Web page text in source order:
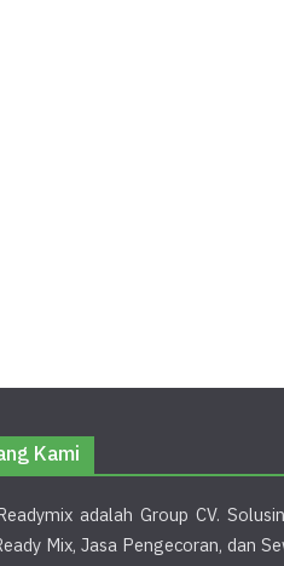
Kami
adalah Group CV.
Mix, Jasa Pengecoran, dan